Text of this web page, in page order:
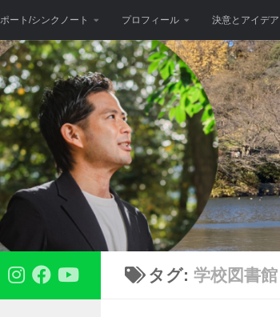
ート/シンクノート プロフィール 決意とアイデア
タグ: 学校図書館